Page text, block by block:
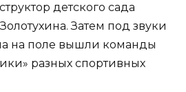
детского сада
Затем под звуки
на поле вышли команды
разных спортивных